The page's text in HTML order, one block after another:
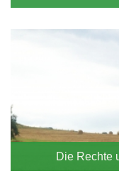
Die Rechte